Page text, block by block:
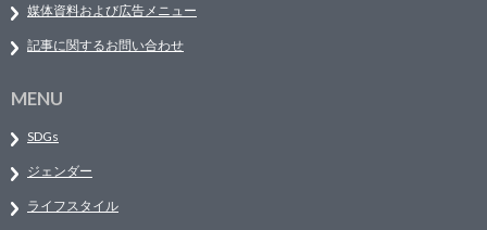
媒体資料および広告メニュー
記事に関するお問い合わせ
MENU
SDGs
ジェンダー
ライフスタイル